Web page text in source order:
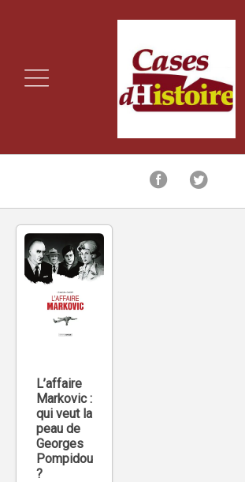
L’affaire
Markovic :
qui veut la
peau de
Georges
Pompidou
?